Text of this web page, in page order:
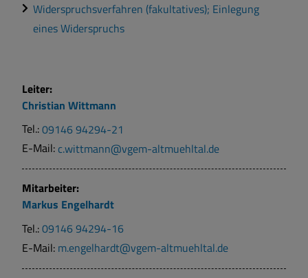
Widerspruchsverfahren (fakultatives); Einlegung
eines Widerspruchs
Leiter:
Christian Wittmann
Tel.:09146 94294-21
E-Mail: c.wittmann@vgem-altmuehltal.de
Mitarbeiter:
Markus Engelhardt
Tel.:09146 94294-16
E-Mail: m.engelhardt@vgem-altmuehltal.de